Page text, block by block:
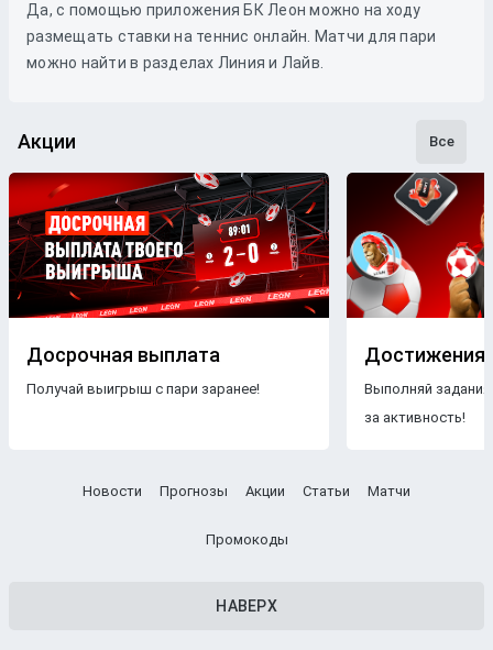
Да, с помощью приложения БК Леон можно на ходу
размещать ставки на теннис онлайн. Матчи для пари
можно найти в разделах Линия и Лайв.
Акции Все
Досрочная выплата
Получай выигрыш с пари заранее!
Достижения
Выполняй
за активность!
Новости Прогнозы Акции Статьи Матчи
Промокоды
НАВЕРХ